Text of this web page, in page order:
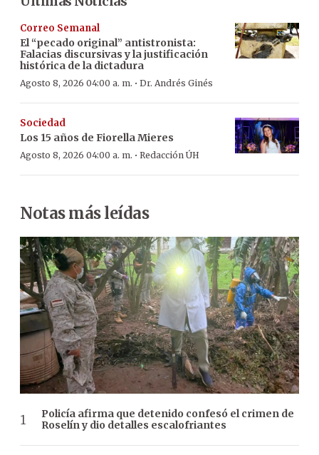
Correo Semanal
El “pecado original” antistronista:
Falacias discursivas y la justificación
histórica de la dictadura
Agosto 8, 2026 04:00 a. m. · Dr. Andrés Ginés
Sociedad
Los 15 años de Fiorella Mieres
Agosto 8, 2026 04:00 a. m. · Redacción ÚH
Notas más leídas
Policía afirma que detenido confesó el crimen de
Roselín y dio detalles escalofriantes